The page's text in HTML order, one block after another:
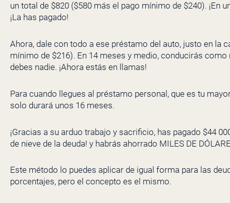
un total de $820 ($580 más el pago mínimo de $240).
¡La has pagado!
Ahora, dale con todo a ese préstamo del auto, justo en la
mínimo de $216). En 14 meses y medio, conducirás
debes nadie. ¡Ahora estás en llamas!
Para cuando llegues al préstamo personal, que es tu
solo durará unos 16 meses.
¡Gracias a su arduo trabajo y sacrificio, has pagado $44
de nieve de la deuda! y habrás ahorrado MILES DE
Este método lo puedes aplicar de igual forma para las
porcentajes, pero el concepto es el mismo.